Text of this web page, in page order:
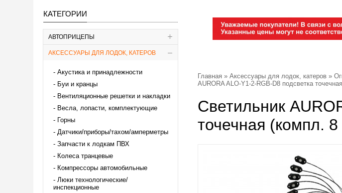
КАТЕГОРИИ
АВТОПРИЦЕПЫ
АКСЕССУАРЫ ДЛЯ ЛОДОК, КАТЕРОВ
Акустика и принадлежности
Буи и кранцы
Вентиляционные решетки и накладки
Весла, лопасти, комплектующие
Горны
Датчики/приборы/тахом/амперметры
Запчасти к лодкам ПВХ
Колеса транцевые
Компрессоры автомобильные
Люки технологические/
инспекционные
Главная » Аксессуары для лодок, катеров »
AURORA ALO-Y1-2-RGB-D8 подсветка
Светильник
точечная (компл.